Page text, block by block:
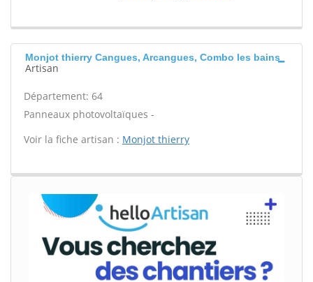
Monjot thierry Cangues, Arcangues, Combo les bains
Artisan
Département: 64
Panneaux photovoltaïques -
Voir la fiche artisan : Monjot thierry